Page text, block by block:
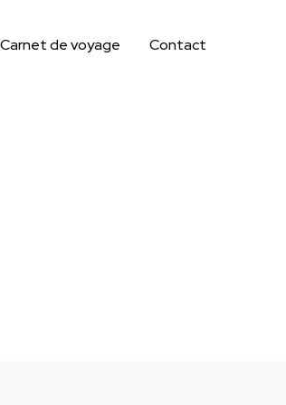
Carnet de voyage Contact